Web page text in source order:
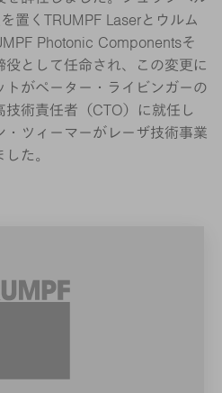
置くTRUMPF Laserとウルム
Photonic Componentsそ
として任命され、この変更に
トがペーター・ライビンガーの
術責任者（CTO）に就任し
・ツィーマーがレーザ技術事業
た。